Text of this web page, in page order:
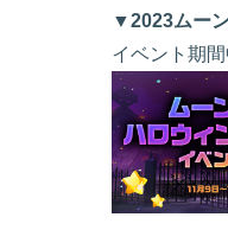
▼2023ムー
イベント期